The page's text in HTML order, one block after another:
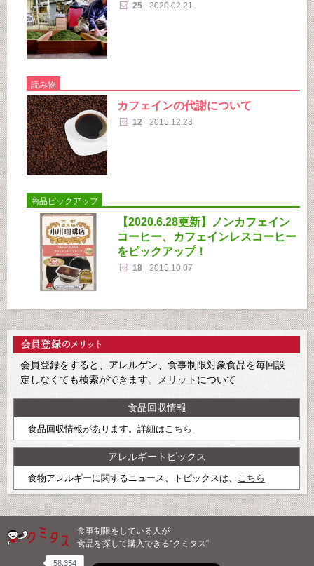
25 2020.02.21
読み物
カフェインの代謝について
12 2015.12.23
商品ピックアップ
【2020.6.28更新】ノンカフェイン
コーヒー、カフェインレスコーヒー
をピックアップ！
18 2015.10.07
会員登録をすると、アレルゲン、食事制限対象食品を毎回設
定しなくても検索ができます。
メリット について
食品回収情報
食品回収情報があります。詳細はこちら
アレルギートピックス
食物アレルギーに関するニュース、トピックスは、 こちら
食事制限をしている人が
食品を探して購入できる“クミタス”
58,354